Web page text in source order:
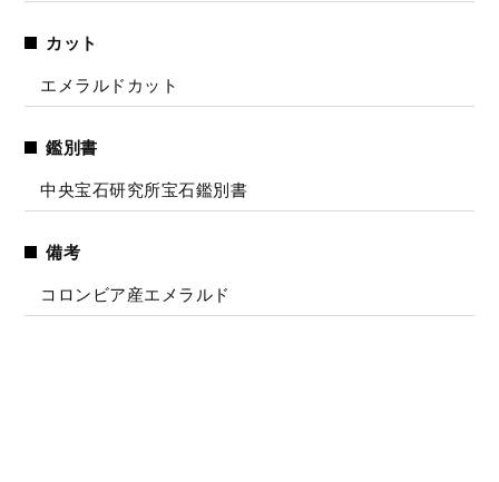
カット
エメラルドカット
鑑別書
中央宝石研究所宝石鑑別書
備考
コロンビア産エメラルド